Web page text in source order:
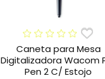
Caneta para Mesa
Digitalizadora Wacom
Pen 2 C/ Estojo